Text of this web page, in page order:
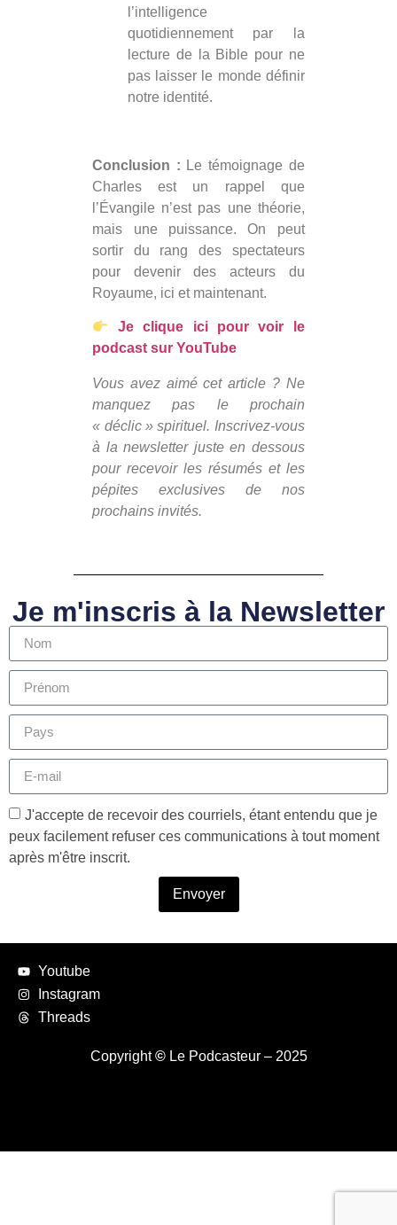
l’intelligence
quotidiennement par la
lecture de la Bible pour ne
pas laisser le monde définir
notre identité.
Conclusion : Le témoignage de
Charles est un rappel que
l’Évangile n’est pas une théorie,
mais une puissance. On peut
sortir du rang des spectateurs
pour devenir des acteurs du
Royaume, ici et maintenant.
Je clique ici pour voir le
podcast sur YouTube
Vous avez aimé cet article ? Ne
manquez pas le prochain
« déclic » spirituel. Inscrivez-vous
à la newsletter juste en dessous
pour recevoir les résumés et les
pépites exclusives de nos
prochains invités.
Je m'inscris à la Newsletter
J'accepte de recevoir des courriels, étant entendu que je
peux facilement refuser ces communications à tout moment
après m'être inscrit.
Envoyer
Youtube
Instagram
Threads
Copyright©Le Podcasteur – 2025